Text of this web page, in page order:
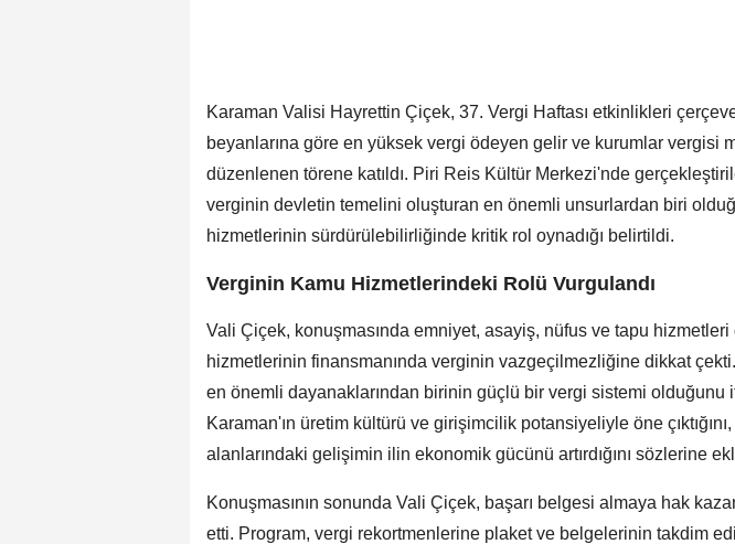
Karaman Valisi Hayrettin Çiçek, 37. Vergi Haftası etkinlikleri
beyanlarına göre en yüksek vergi ödeyen gelir ve kurumlar vergisi
düzenlenen törene katıldı. Piri Reis Kültür Merkezi'nde
verginin devletin temelini oluşturan en önemli unsurlardan biri
hizmetlerinin sürdürülebilirliğinde kritik rol oynadığı belirtildi.
Verginin Kamu Hizmetlerindeki Rolü Vurgulandı
Vali Çiçek, konuşmasında emniyet, asayiş, nüfus ve tapu
hizmetlerinin finansmanında verginin vazgeçilmezliğine dikkat
en önemli dayanaklarından birinin güçlü bir vergi sistemi olduğunu
Karaman'ın üretim kültürü ve girişimcilik potansiyeliyle öne
alanlarındaki gelişimin ilin ekonomik gücünü artırdığını sözlerine
Konuşmasının sonunda Vali Çiçek, başarı belgesi almaya hak
etti. Program, vergi rekortmenlerine plaket ve belgelerinin takdim